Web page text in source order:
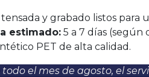
y grabado listos para
estimado: 5 a 7 días (según
PET de alta calidad.
el mes de agosto, el